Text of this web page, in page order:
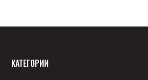
КАТЕГОРИИ